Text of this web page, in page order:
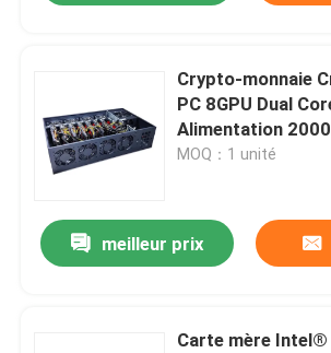
Crypto-monnaie
PC 8GPU Dual
Alimentation
Ethereum Coin Rig
MOQ：1 unité
meilleur prix
Carte mère Intel®